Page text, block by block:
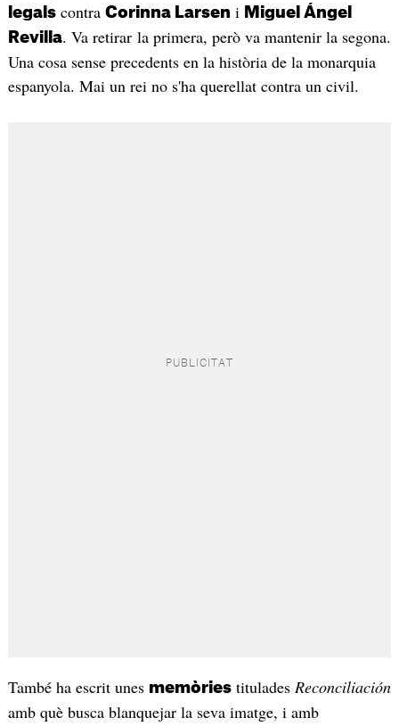
legalscontra Corinna Larsen i Miguel Ángel
Revilla. Va retirar la primera, però va mantenir la segona.
Una cosa sense precedents en la història de la monarquia
espanyola. Mai un rei no s'ha querellat contra un civil.
També ha escrit unes memòriestitulades Reconciliación
amb què busca blanquejar la seva imatge, i amb